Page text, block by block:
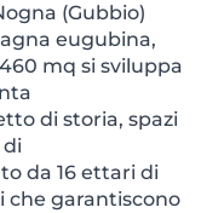
(Gubbio)
eugubina,
mq si sviluppa
di storia, spazi
di
da 16 ettari di
che garantiscono